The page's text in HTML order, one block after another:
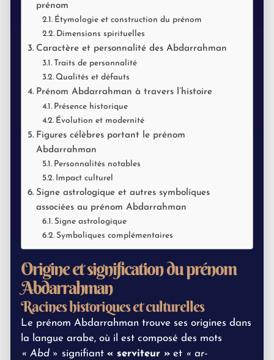
prénom
Étymologie et construction du prénom
Dimensions spirituelles
Caractère et personnalité des Abdarrahman
Traits de personnalité
Qualités et défauts
Prénom Abdarrahman à travers l’histoire
Présence historique
Évolution et modernité
Figures célèbres portant le prénom
Abdarrahman
Personnalités notables
Impact culturel
Signe astrologique et autres symboliques
associées au prénom Abdarrahman
Signe astrologique
Symboliques complémentaires
Origine et signification du prénom
Abdarrahman
Racines historiques et culturelles
Le prénom Abdarrahman trouve ses origines dans
la langue arabe, où il est composé des mots
« Abd » signifiant « serviteur » et « ar-